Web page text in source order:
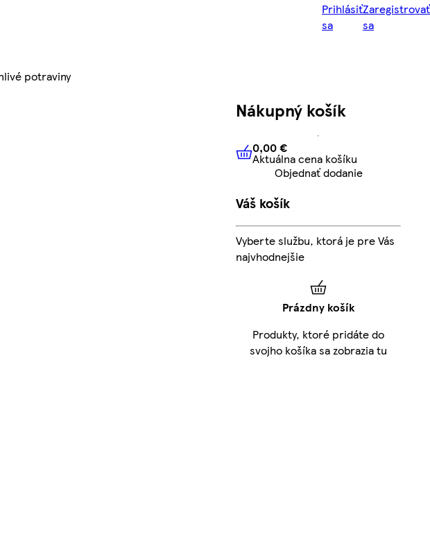
Prihlásiť
sa
Zaregistrovať
sa
potraviny
Nákupný košík
0,00 € Aktuálna cena košíku
0,00 €
Aktuálna cena košíku
Objednať dodanie
Váš košík
Vyberte službu, ktorá je pre Vás
najvhodnejšie
Prázdny košík
Produkty, ktoré pridáte do
svojho košíka sa zobrazia tu